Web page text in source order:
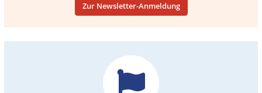
Zur Newsletter-Anmeldung